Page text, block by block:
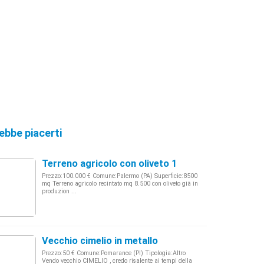
piacerti
Terreno agricolo con oliveto 1
Prezzo:100.000 € Comune:Palermo (PA) Superficie:8500
mq Terreno agricolo recintato mq 8.500 con oliveto già in
produzion ...
Vecchio cimelio in metallo
Prezzo:50 € Comune:Pomarance (PI) Tipologia:Altro
Vendo vecchio CIMELIO , credo risalente ai tempi della